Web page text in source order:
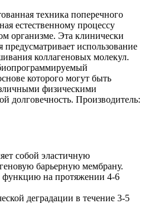
техника поперечного
естественному процессу
организме. Эта клинически
использование
коллагеновых молекул.
которого могут быть
физическими
долговечность. Производитель:
собой эластичную
барьерную мембрану.
функцию на протяжении 4-6
деградации в течение 3-5